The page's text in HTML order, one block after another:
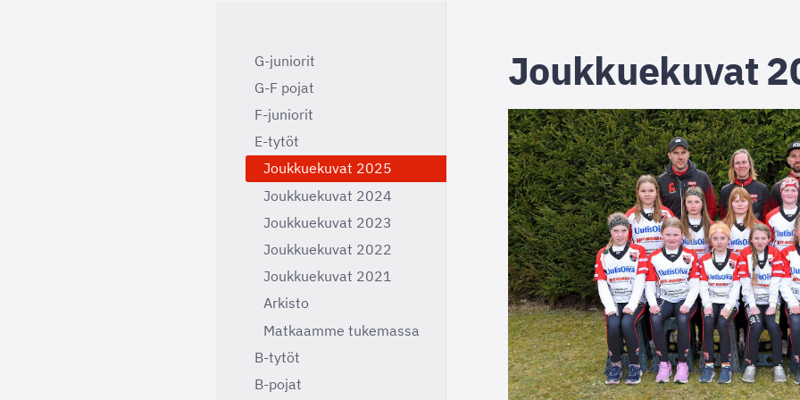
G-juniorit
G-F pojat
F-juniorit
E-tytöt
Joukkuekuvat 2025
Joukkuekuvat 2024
Joukkuekuvat 2023
Joukkuekuvat 2022
Joukkuekuvat 2021
Arkisto
Matkaamme tukemassa
B-tytöt
B-pojat
Joukkuekuvat